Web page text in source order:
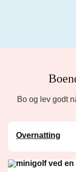
Bo og lev godt
Overnatting